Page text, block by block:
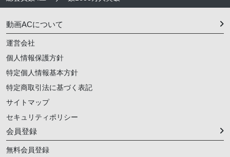
動画ACについて
運営会社
個人情報保護方針
特定個人情報基本方針
特定商取引法に基づく表記
サイトマップ
セキュリティポリシー
会員登録
無料会員登録